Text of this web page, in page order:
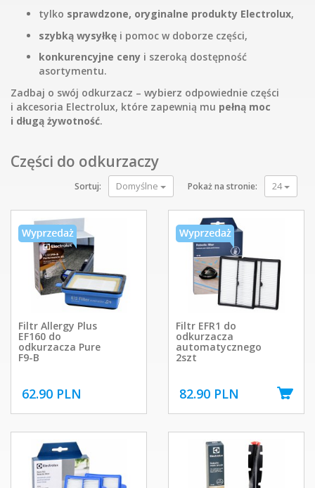
tylko sprawdzone, oryginalne produkty Electrolux,
szybką wysyłkę i pomoc w doborze części,
konkurencyjne ceny i szeroką dostępność
asortymentu.
Zadbaj o swój odkurzacz – wybierz odpowiednie części
i akcesoria Electrolux, które zapewnią mu pełną moc
i długą żywotność.
Części do odkurzaczy
Sortuj: Domyślne Pokaż na stronie: 24
Filtr Allergy Plus
EF160 do
odkurzacza Pure
F9-B
62.90 PLN
Filtr EFR1 do
odkurzacza
automatycznego
2szt
82.90 PLN